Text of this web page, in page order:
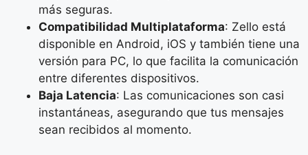
más seguras.
Compatibilidad Multiplataforma: Zello está
disponible en Android, iOS y también tiene una
versión para PC, lo que facilita la comunicación
entre diferentes dispositivos.
Baja Latencia: Las comunicaciones son casi
instantáneas, asegurando que tus mensajes
sean recibidos al momento.